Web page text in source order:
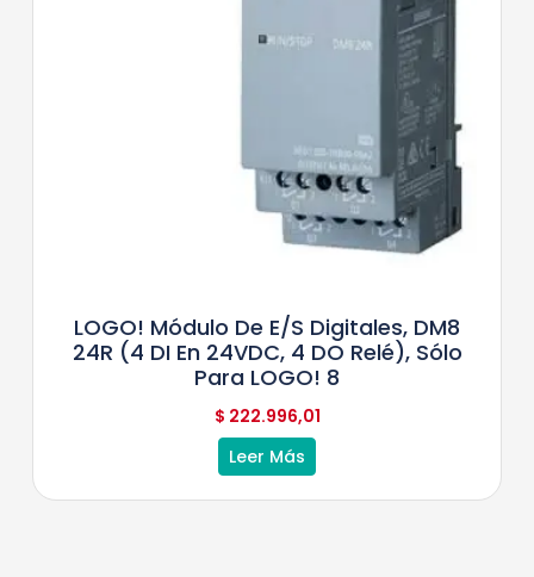
LOGO! Módulo De E/S Digitales, DM8
24R (4 DI En 24VDC, 4 DO Relé), Sólo
Para LOGO! 8
$ 222.996,01
Leer Más